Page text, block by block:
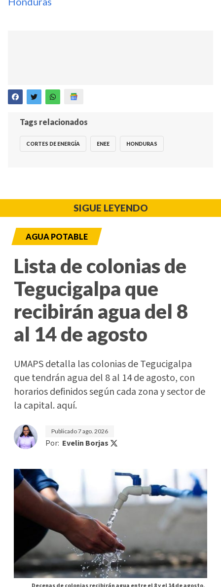
Tags relacionados
CORTES DE ENERGÍA ENEE HONDURAS
SIGUE LEYENDO
AGUA POTABLE
Lista de colonias de
Tegucigalpa que
recibirán agua del 8
al 14 de agosto
UMAPS detalla las colonias de Tegucigalpa
que tendrán agua del 8 al 14 de agosto, con
horarios definidos según cada zona y sector de
la capital. aquí.
Publicado7 ago. 2026
Por: Evelin Borjas